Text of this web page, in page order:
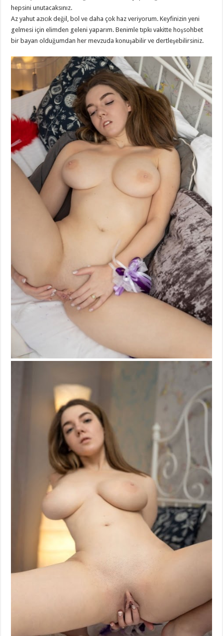
hepsini unutacaksınız.
Az yahut azıcık değil, bol ve daha çok haz veriyorum. Keyfinizin yeni
gelmesi için elimden geleni yaparım. Benimle tıpkı vakitte hoşsohbet
bir bayan olduğumdan her mevzuda konuşabilir ve dertleşebilirsiniz.